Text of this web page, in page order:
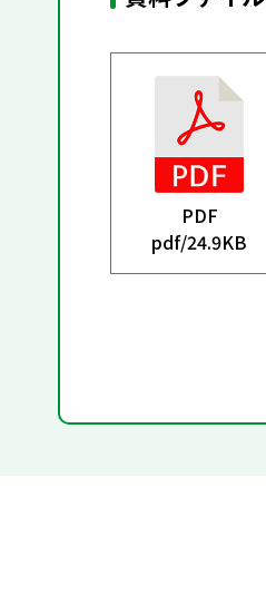
PDF
pdf/24.9KB